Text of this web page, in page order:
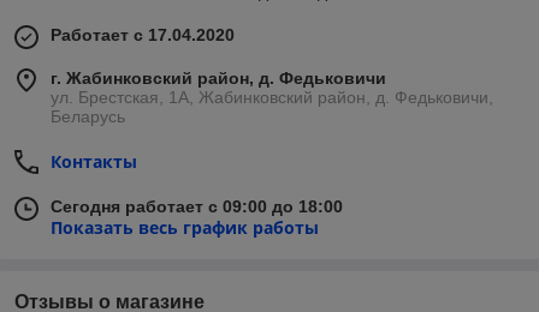
Работает с 17.04.2020
г. Жабинковский район, д. Федьковичи
ул. Брестская, 1А, Жабинковский район, д. Федьковичи,
Беларусь
Контакты
Сегодня работает с 09:00 до 18:00
Показать весь график работы
Отзывы о магазине